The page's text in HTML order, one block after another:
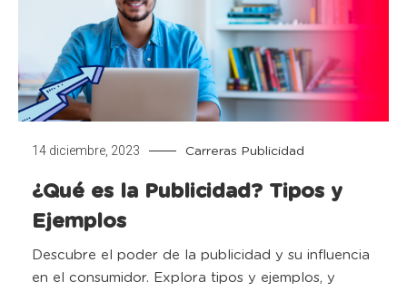
14 diciembre, 2023 Carreras Publicidad
¿Qué es la Publicidad? Tipos y
Ejemplos
Descubre el poder de la publicidad y su influencia
en el consumidor. Explora tipos y ejemplos, y